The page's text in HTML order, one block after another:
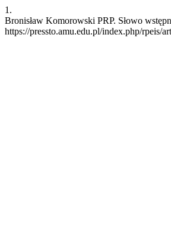
1.
Bronisław Komorowski PRP. Słowo
https://pressto.amu.edu.pl/index.php/rpeis/